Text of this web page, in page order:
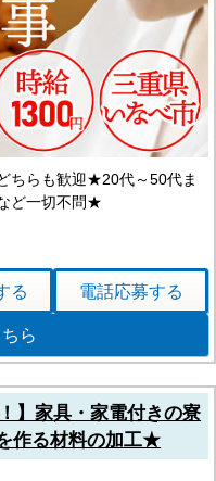
ちらも歓迎★20代～50代ま
ど一切不問★
る 電話応募する
ら
】家具・家電付きの寮
作る材料の加工★